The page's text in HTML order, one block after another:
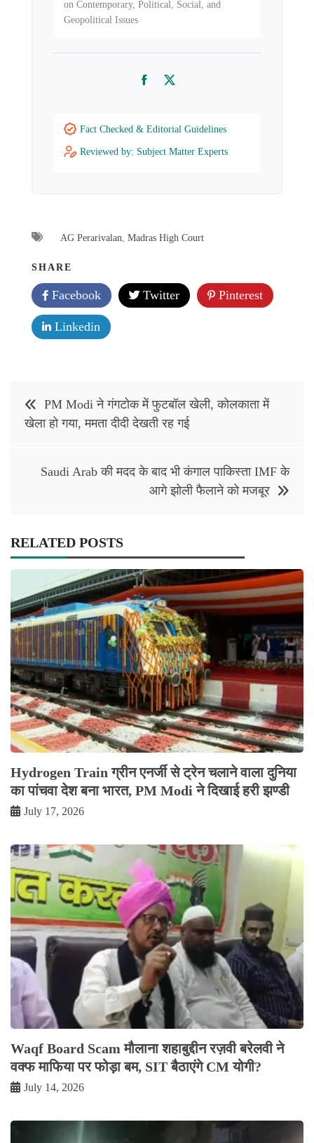
on Contemporary, Political, Social, and
Geopolitical Issues
FacebookTwitter
Fact Checked & Editorial Guidelines
Reviewed by: Subject Matter Experts
AG Perarivalan Madras High Court
SHARE
Facebook Twitter Pinterest
Linkedin
navigation
PM Modi ने गंगटोक में फुटबॉल खेली, कोलकाता में
खेला हो गया, ममता दीदी देखती रह गई
Saudi Arab की मदद के बाद भी कंगाल पाकिस्ता IMF के
आगे झोली फैलाने को मजबूर
RELATED POSTS
Hydrogen Train ग्रीन एनर्जी से ट्रेन चलाने वाला दुनिया
का पांचवा देश बना भारत, PM Modi ने दिखाई हरी झण्डी
July 17, 2026
Waqf Board Scam मौलाना शहाबुद्दीन रज़वी बरेलवी ने
वक्फ माफिया पर फोड़ा बम, SIT बैठाएंगे CM योगी?
July 14, 2026